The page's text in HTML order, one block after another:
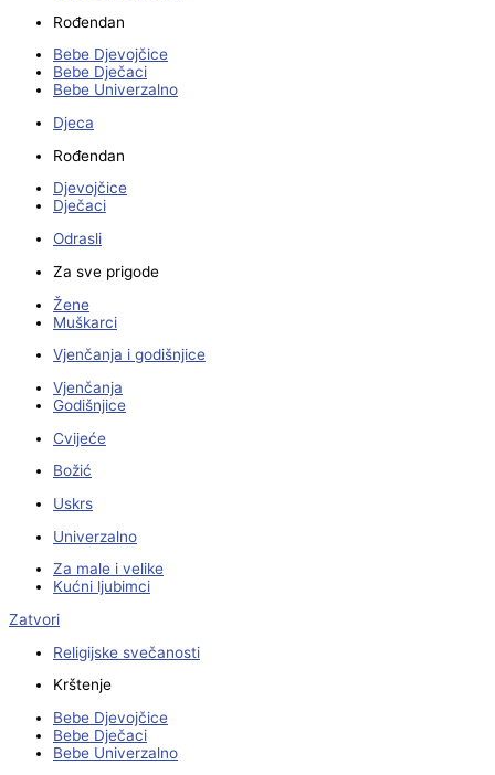
Rođendan
Bebe Djevojčice
Bebe Dječaci
Bebe Univerzalno
Djeca
Rođendan
Djevojčice
Dječaci
Odrasli
Za sve prigode
Žene
Muškarci
Vjenčanja i godišnjice
Vjenčanja
Godišnjice
Cvijeće
Božić
Uskrs
Univerzalno
Za male i velike
Kućni ljubimci
Zatvori
Religijske svečanosti
Krštenje
Bebe Djevojčice
Bebe Dječaci
Bebe Univerzalno